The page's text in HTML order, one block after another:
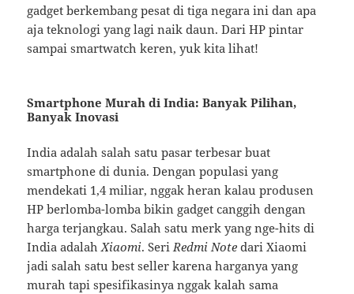
gadget berkembang pesat di tiga negara ini dan apa
aja teknologi yang lagi naik daun. Dari HP pintar
sampai smartwatch keren, yuk kita lihat!
Smartphone Murah di India: Banyak Pilihan,
Banyak Inovasi
India adalah salah satu pasar terbesar buat
smartphone di dunia. Dengan populasi yang
mendekati 1,4 miliar, nggak heran kalau produsen
HP berlomba-lomba bikin gadget canggih dengan
harga terjangkau. Salah satu merk yang nge-hits di
India adalahXiaomi. Seri Redmi Note dari Xiaomi
jadi salah satu best seller karena harganya yang
murah tapi spesifikasinya nggak kalah sama